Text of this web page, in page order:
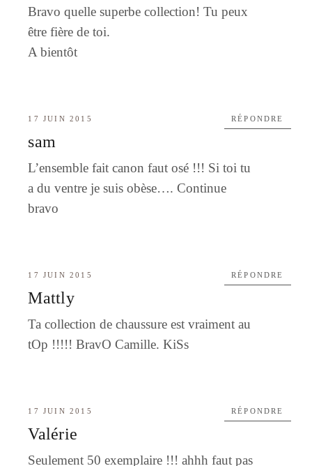
Bravo quelle superbe collection! Tu peux
être fière de toi.
A bientôt
17 JUIN 2015
sam
L’ensemble fait canon faut osé !!! Si toi tu
a du ventre je suis obèse…. Continue
bravo
RÉPONDRE
17 JUIN 2015
Mattly
Ta collection de chaussure est vraiment au
tOp !!!!! BravO Camille. KiSs
RÉPONDRE
17 JUIN 2015
Valérie
Seulement 50 exemplaire !!! ahhh faut pas
RÉPONDRE